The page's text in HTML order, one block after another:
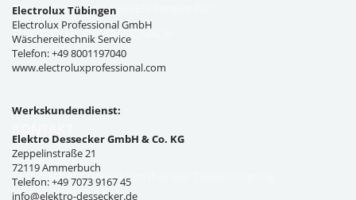
Electrolux Tübingen
Electrolux Professional GmbH
Wäschereitechnik Service
Telefon: +49 8001197040
www.electroluxprofessional.com
Werkskundendienst:
Elektro Dessecker GmbH & Co. KG
Zeppelinstraße 21
72119 Ammerbuch
Telefon: +49 7073 9167 45
info@elektro-dessecker.de
Zurzeit bieten wir KEINEN Service für:
ELECTROLUX PROFESSIONAL®
Reiner Kettner
Technischer Kundendienst in der Textilreinigung
Im Kirchleösch 34